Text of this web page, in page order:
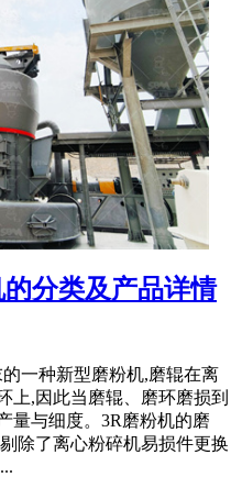
分类及产品详情
一种新型磨粉机,磨辊在离
上,因此当磨辊、磨环磨损到
量与细度。3R磨粉机的磨
除了离心粉碎机易损件更换